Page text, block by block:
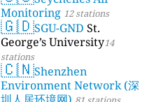
Monitoring 12 stations
🇬🇩SGU-GND St.
George’s University14
stations
🇨🇳Shenzhen
Environment Network (深